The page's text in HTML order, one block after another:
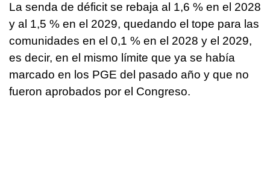
La senda de déficit se rebaja al 1,6 % en el 2028
y al 1,5 % en el 2029, quedando el tope para las
comunidades en el 0,1 % en el 2028 y el 2029,
es decir, en el mismo límite que ya se había
marcado en los PGE del pasado año y que no
fueron aprobados por el Congreso.